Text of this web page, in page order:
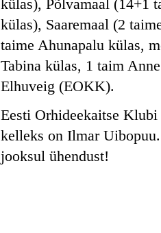
külas), Põlvamaal (14+1
külas), Saaremaal (2
taime Ahunapalu külas,
Tabina külas, 1 taim
Elhuveig (EOKK).
Eesti Orhideekaitse
kelleks on Ilmar
jooksul ühendust!